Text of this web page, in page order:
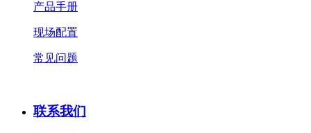
产品手册
现场配置
常见问题
联系我们